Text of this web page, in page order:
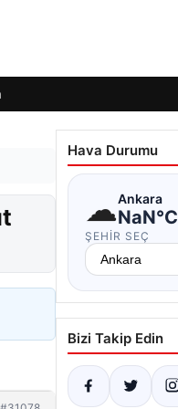
Hava Durumu
☁Ankara
NaN°C
ŞEHIR SEÇ
Bizi Takip Edin